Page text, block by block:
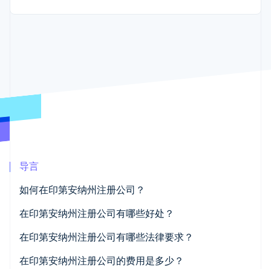
Atlas
Climate
了解 Stripe 如何为 AI 构建经济基础设施。
游戏
API 状态
导言
如何在印第安纳州注册公司？
选择企业结构
选择名称
指定注册代理人
在印第安纳州注册公司有哪些好处？
宜商环境
享有优惠政策支持
在印第安纳州注册公司有哪些法律要求？
遵循规则的企业名称
在印第安纳州注册公司的费用是多少？